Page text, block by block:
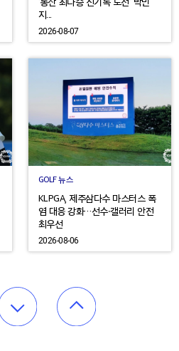
지...
2026-08-07
GOLF 뉴스
KLPGA, 제주삼다수 마스터스 폭
염 대응 강화…선수·갤러리 안전
최우선
2026-08-06